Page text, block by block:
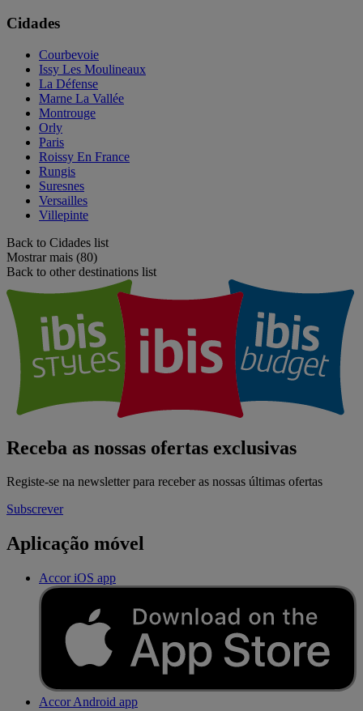
Cidades
Courbevoie
Issy Les Moulineaux
La Défense
Marne La Vallée
Montrouge
Orly
Paris
Roissy En France
Rungis
Suresnes
Versailles
Villepinte
Back to Cidades list
Mostrar mais (80)
Back to other destinations list
Receba as nossas ofertas exclusivas
Registe-se na newsletter para receber as nossas últimas ofertas
Subscrever
Aplicação móvel
Accor iOS app
Accor Android app